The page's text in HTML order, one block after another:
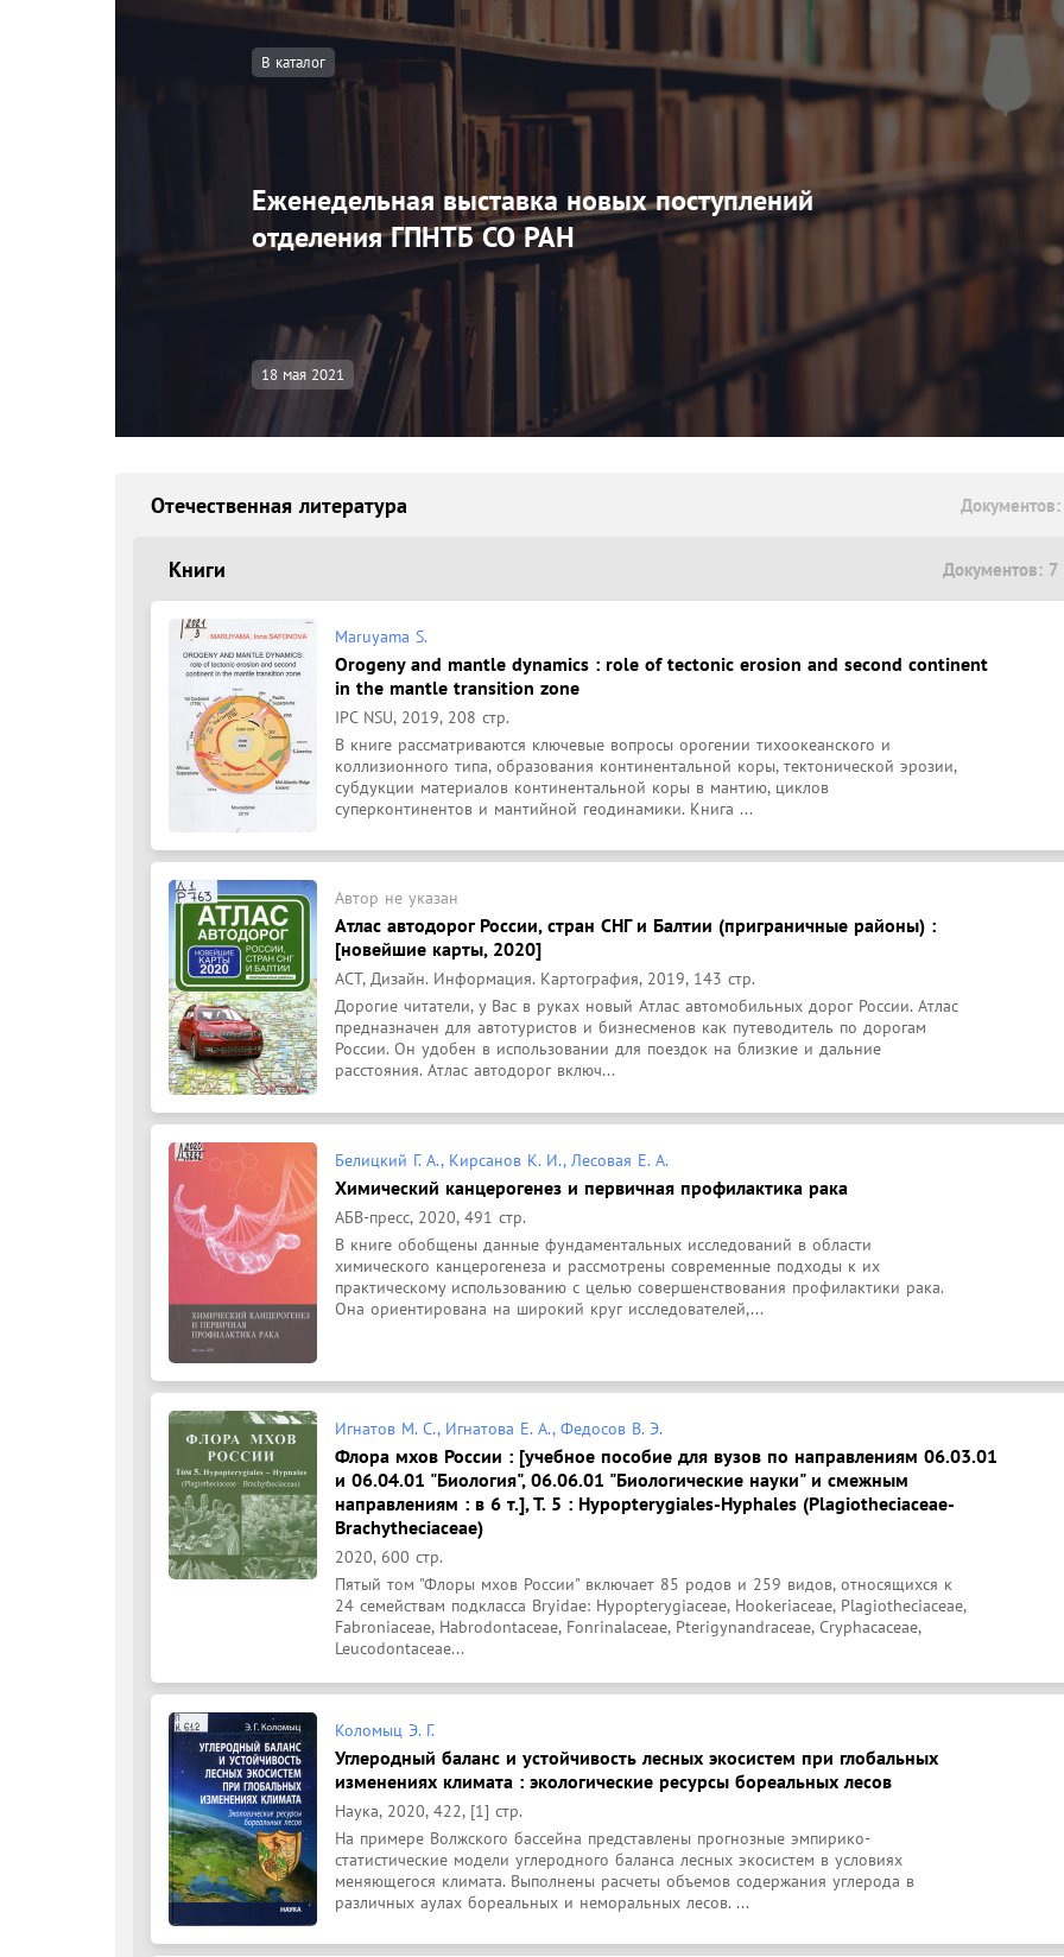
В каталог
Еженедельная выставка новых поступлений
отделения ГПНТБ СО РАН
18 мая 2021
Отечественная литература
Книги Документов: 7
Maruyama S.
Orogeny and mantle dynamics : role of tectonic erosion and second continent
in the mantle transition zone
IPC NSU, 2019, 208 стр.
В книге рассматриваются ключевые вопросы орогении тихоокеанского и
коллизионного типа, образования континентальной коры, тектонической эрозии,
субдукции материалов континентальной коры в мантию, циклов
суперконтинентов и мантийной геодинамики. Книга ...
Автор не указан
Атлас автодорог России, стран СНГ и Балтии (приграничные районы) :
[новейшие карты, 2020]
АСТ, Дизайн. Информация. Картография, 2019, 143 стр.
Дорогие читатели, у Вас в руках новый Атлас автомобильных дорог России. Атлас
предназначен для автотуристов и бизнесменов как путеводитель по дорогам
России. Он удобен в использовании для поездок на близкие и дальние
расстояния. Атлас автодорог включ...
Белицкий Г. А., Кирсанов К. И., Лесовая Е. А.
Химический канцерогенез и первичная профилактика рака
АБВ-пресс, 2020, 491 стр.
В книге обобщены данные фундаментальных исследований в области
химического канцерогенеза и рассмотрены современные подходы к их
практическому использованию с целью совершенствования профилактики рака.
Она ориентирована на широкий круг исследователей,...
Игнатов М. С., Игнатова Е. А., Федосов В. Э.
Флора мхов России : [учебное пособие для вузов по направлениям 06.03.01
и 06.04.01 "Биология", 06.06.01 "Биологические науки" и смежным
направлениям : в 6 т.], Т. 5 : Hypopterygiales-Hyphales (Plagiotheciaceae-
Brachytheciaceae)
2020, 600 стр.
Пятый том "Флоры мхов России" включает 85 родов и 259 видов, относящихся к
24 семействам подкласса Bryidae: Hypopterygiaceae, Hookeriaceae, Plagiotheciaceae,
Fabroniaceae, Habrodontaceae, Fonrinalaceae, Pterigynandraceae, Cryphacaceae,
Leucodontaceae...
Коломыц Э. Г.
Углеродный баланс и устойчивость лесных экосистем при глобальных
изменениях климата : экологические ресурсы бореальных лесов
Наука, 2020, 422, [1] стр.
На примере Волжского бассейна представлены прогнозные эмпирико-
статистические модели углеродного баланса лесных экосистем в условиях
меняющегося климата. Выполнены расчеты объемов содержания углерода в
различных аулах бореальных и неморальных лесов. ...